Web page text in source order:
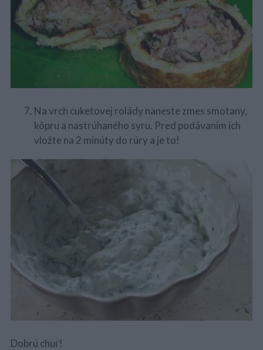
Na vrch cuketovej rolády naneste zmes smotany,
kôpru a nastrúhaného syru. Pred podávaním ich
vložte na 2 minúty do rúry a je to!
Dobrú chuť!